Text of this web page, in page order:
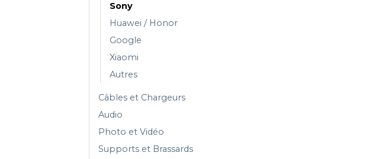
Sony
Huawei / Honor
Google
Xiaomi
Autres
Câbles et Chargeurs
Audio
Photo et Vidéo
Supports et Brassards